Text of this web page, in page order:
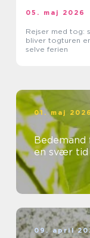
05. maj 2026
Rejser med tog:
bliver togturen
selve ferien
01. maj 2026
Bedemand fyn sådan får du
en svær tid
09. april